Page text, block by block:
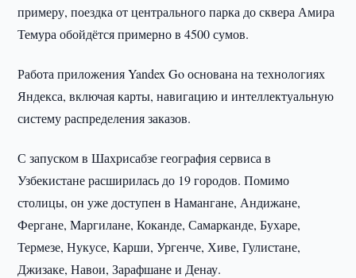
примеру, поездка от центрального парка до сквера Амира
Темура обойдётся примерно в 4500 сумов.
Работа приложения Yandex Go основана на технологиях
Яндекса, включая карты, навигацию и интеллектуальную
систему распределения заказов.
С запуском в Шахрисабзе география сервиса в
Узбекистане расширилась до 19 городов. Помимо
столицы, он уже доступен в Намангане, Андижане,
Фергане, Маргилане, Коканде, Самарканде, Бухаре,
Термезе, Нукусе, Карши, Ургенче, Хиве, Гулистане,
Джизаке, Навои, Зарафшане и Денау.